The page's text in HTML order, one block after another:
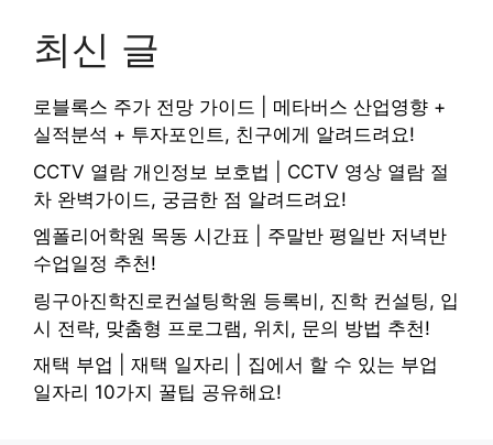
최신 글
로블록스 주가 전망 가이드 | 메타버스 산업영향 +
실적분석 + 투자포인트, 친구에게 알려드려요!
CCTV 열람 개인정보 보호법 | CCTV 영상 열람 절
차 완벽가이드, 궁금한 점 알려드려요!
엠폴리어학원 목동 시간표 | 주말반 평일반 저녁반
수업일정 추천!
링구아진학진로컨설팅학원 등록비, 진학 컨설팅, 입
시 전략, 맞춤형 프로그램, 위치, 문의 방법 추천!
재택 부업 | 재택 일자리 | 집에서 할 수 있는 부업
일자리 10가지 꿀팁 공유해요!